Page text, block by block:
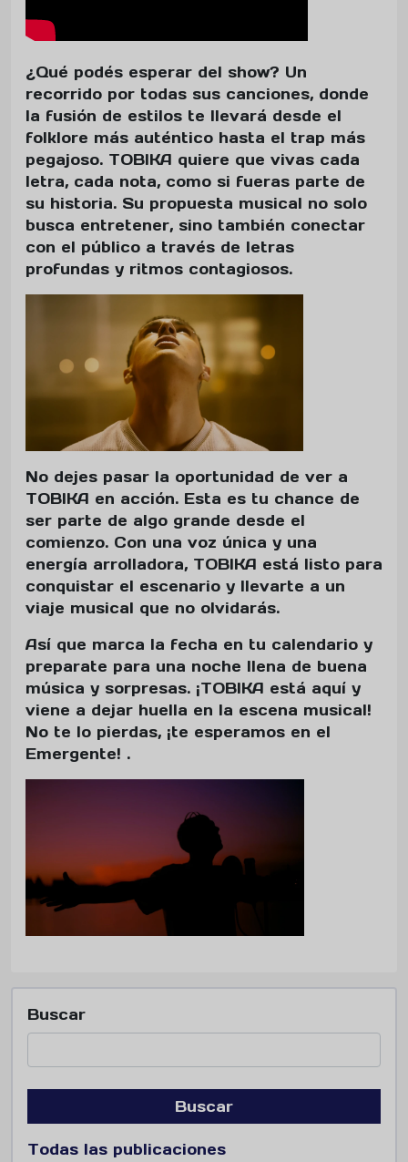
¿Qué podés esperar del show? Un
recorrido por todas sus canciones, donde
la fusión de estilos te llevará desde el
folklore más auténtico hasta el trap más
pegajoso. TOBIKA quiere que vivas cada
letra, cada nota, como si fueras parte de
su historia. Su propuesta musical no solo
busca entretener, sino también conectar
con el público a través de letras
profundas y ritmos contagiosos.
No dejes pasar la oportunidad de ver a
TOBIKA en acción. Esta es tu chance de
ser parte de algo grande desde el
comienzo. Con una voz única y una
energía arrolladora, TOBIKA está listo para
conquistar el escenario y llevarte a un
viaje musical que no olvidarás.
Así que marca la fecha en tu calendario y
preparate para una noche llena de buena
música y sorpresas. ¡TOBIKA está aquí y
viene a dejar huella en la escena musical!
No te lo pierdas, ¡te esperamos en el
Emergente! .
Buscar
Buscar
Todas las publicaciones